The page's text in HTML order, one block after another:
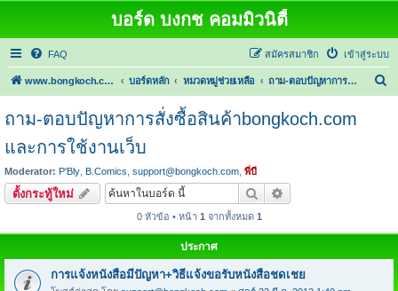
บอร์ด บงกช คอมมิวนิตี้
FAQ เข้าสู่ระบบ
สมัครสมาชิก
www.bongkoch.com บอร์ดหลัก หมวดหมู่ช่วยเหลือ ถาม-ตอบปัญหาการสั่งซื้อสินค้าbongkoch.com และการใช้งานเว็บ
ถาม-ตอบปัญหาการสั่งซื้อสินค้าbongkoch.com
และการใช้งานเว็บ
Moderator: P'Bly B.Comics support@bongkoch.com พี่บี
ตั้งกระทู้ใหม่ ค้นหา
0 หัวข้อ • หน้า 1 จากทั้งหมด 1
ประกาศ
การแจ้งหนังสือมีปัญหา+วิธีแจ้งขอรับหนังสือชดเชย